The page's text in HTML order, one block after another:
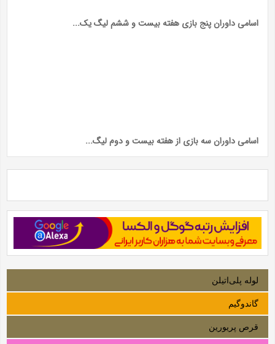
اسامی داوران پنج بازی هفته بیست و ششم لیگ یک...
اسامی داوران سه بازی از هفته بیست و دوم لیگ...
لوله‌ پلی‌اتیلن
گاندوگیم
قرص پریورین